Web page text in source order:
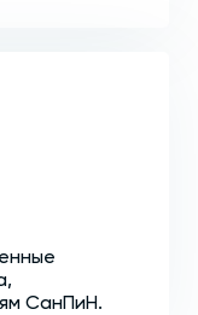
СанПиН.